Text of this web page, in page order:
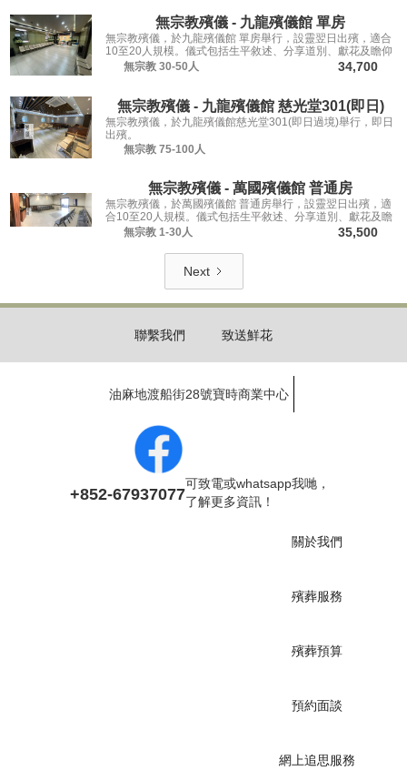
無宗教殯儀 - 九龍殯儀館 單房
無宗教殯儀，於九龍殯儀館 單房舉行，設靈翌日出殯，適合
10至20人規模。儀式包括生平敘述、分享道別、獻花及瞻仰
遺容，讓親友從容道別。
無宗教 30-50人 34,700
無宗教殯儀 - 九龍殯儀館 慈光堂301(即日)
無宗教殯儀，於九龍殯儀館慈光堂301(即日過境)舉行，即日
出殯。
無宗教 75-100人
無宗教殯儀 - 萬國殯儀館 普通房
無宗教殯儀，於萬國殯儀館 普通房舉行，設靈翌日出殯，適
合10至20人規模。儀式包括生平敘述、分享道別、獻花及瞻
仰遺容，讓親友從容道別。
無宗教 1-30人 35,500
Next
聯繫我們 致送鮮花
油麻地渡船街28號寶時商業中心
關於我們
殯葬服務
殯葬預算
預約面談
網上追思服務
+852-67937077
可致電或whatsapp我哋，
了解更多資訊！